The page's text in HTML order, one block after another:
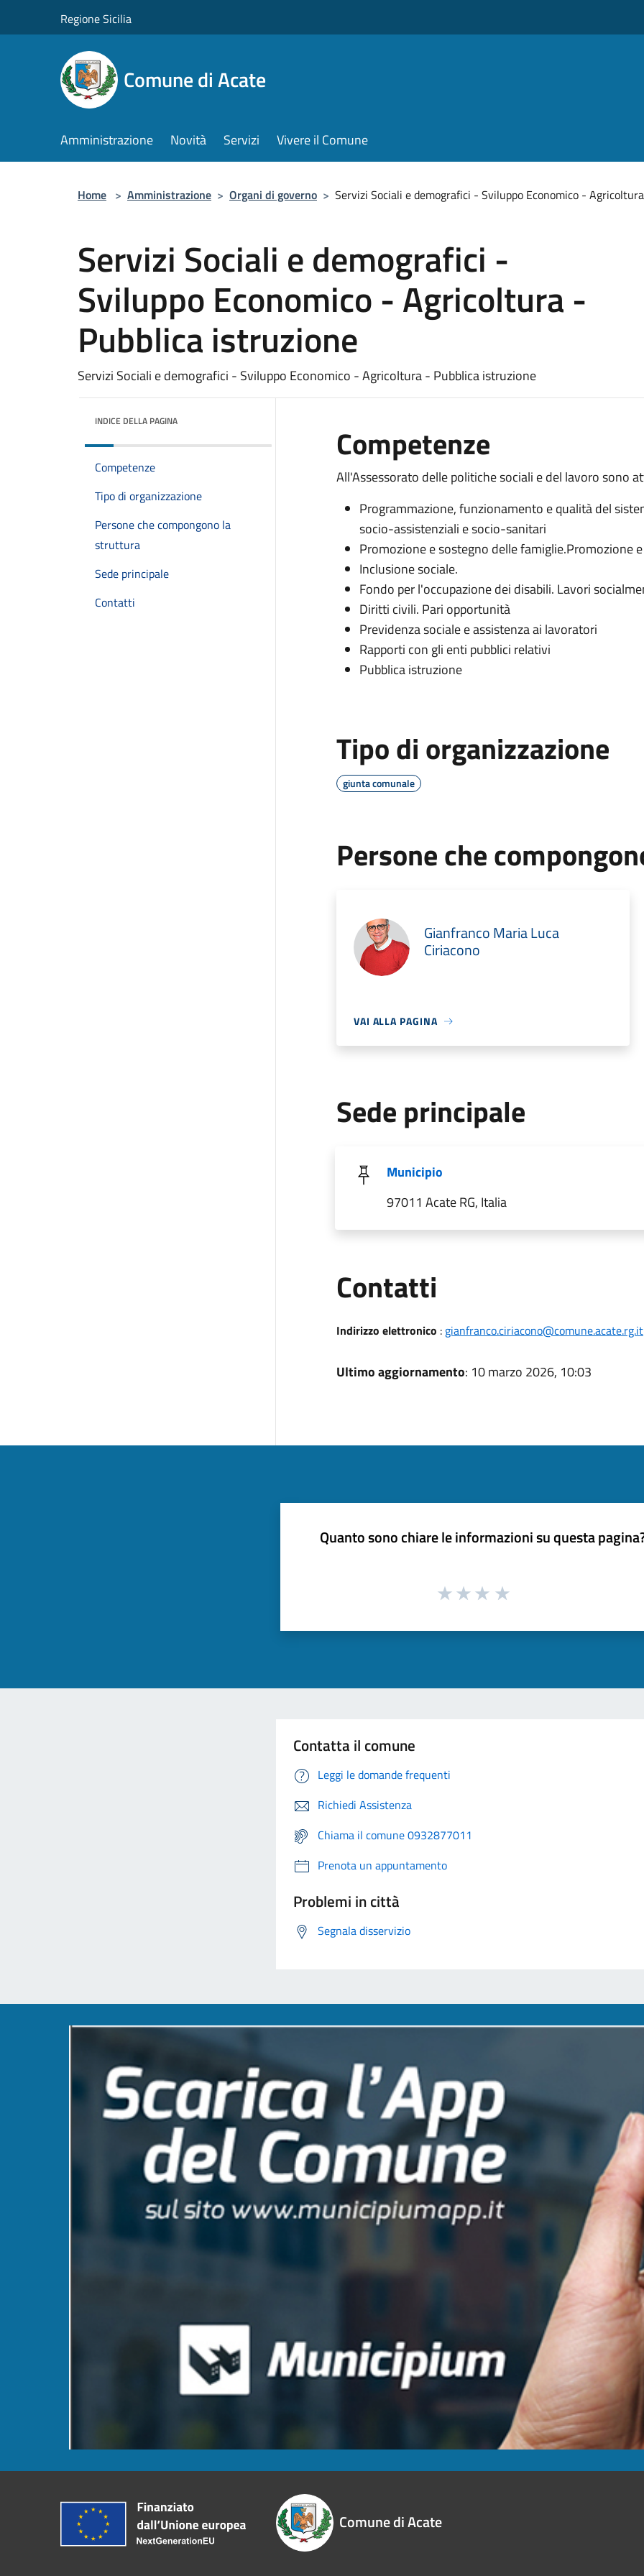
Regione Sicilia
Comune di Acate
Amministrazione Novità Servizi Vivere il Comune
Home > Amministrazione > Organi di governo > Servizi Sociali e demografici - Sviluppo Economico -
Servizi Sociali e demografici -
Sviluppo Economico - Agricoltura -
Pubblica istruzione
Servizi Sociali e demografici - Sviluppo Economico - Agricoltura - Pubblica istruzione
INDICE DELLA PAGINA
Competenze
Tipo di organizzazione
Persone che compongono la
struttura
Sede principale
Contatti
Competenze
All'Assessorato delle politiche sociali e del lavoro sono
Programmazione, funzionamento e qualità del
socio-assistenziali e socio-sanitari
Promozione e sostegno delle famiglie.Promozione
Inclusione sociale.
Fondo per l'occupazione dei disabili. Lavori
Diritti civili. Pari opportunità
Previdenza sociale e assistenza ai lavoratori
Rapporti con gli enti pubblici relativi
Pubblica istruzione
Tipo di organizzazione
giunta comunale
Persone che
Gianfranco Maria Luca
Ciriacono
VAI ALLA PAGINA
Sede principale
Municipio
97011 Acate RG, Italia
Contatti
Indirizzo elettronico : gianfranco.ciriacono@comune.acate.rg.it
Ultimo aggiornamento: 10 marzo 2026, 10:03
Quanto sono chiare le informazioni su questa
Contatta il comune
Leggi le domande frequenti
Richiedi Assistenza
Chiama il comune 0932877011
Prenota un appuntamento
Problemi in città
Segnala disservizio
Comune di Acate